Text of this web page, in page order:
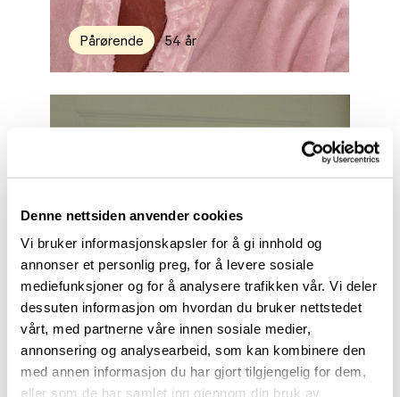
Denne nettsiden anvender cookies
Vi bruker informasjonskapsler for å gi innhold og
annonser et personlig preg, for å levere sosiale
mediefunksjoner og for å analysere trafikken vår. Vi deler
dessuten informasjon om hvordan du bruker nettstedet
vårt, med partnerne våre innen sosiale medier,
annonsering og analysearbeid, som kan kombinere den
med annen informasjon du har gjort tilgjengelig for dem,
eller som de har samlet inn gjennom din bruk av
Pårørende 54 år